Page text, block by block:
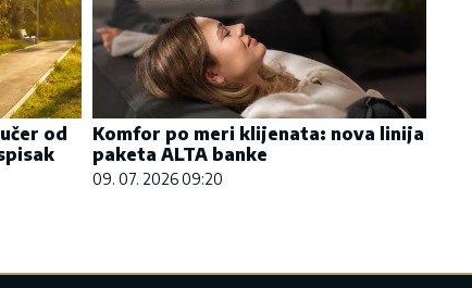
od
Komfor po meri klijenata: nova linija
paketa ALTA banke
09. 07. 2026 09:20